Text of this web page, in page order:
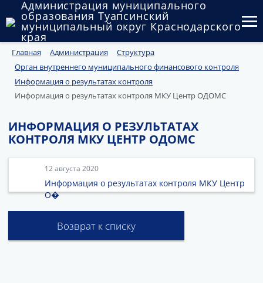
Администрация муниципального
образования Туапсинский
муниципальный округ Краснодарского
края
Округ
Администрация
Государственный и муниципальный контроль
Муниципальное имущество
Публичные слушания и общественные обсуждения
Документы
Главная Администрация
Структура
Орган внутреннего муниципального финансового контроля
Информация о результатах контроля
Информация о результатах контроля МКУ Центр ОДОМС
ИНФОРМАЦИЯ О РЕЗУЛЬТАТАХ
КОНТРОЛЯ МКУ ЦЕНТР ОДОМС
12 августа 2020
Информация о результатах контроля МКУ Центр
О�
Возврат к списку